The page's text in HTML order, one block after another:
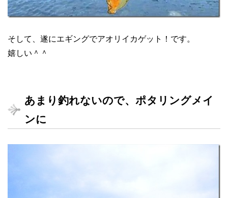
そして、遂にエギングでアオリイカゲット！です。
嬉しい＾＾
あまり釣れないので、ポタリングメイ
ンに